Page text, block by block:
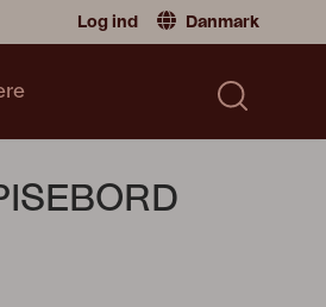
Log ind Danmark
Norge |Norway